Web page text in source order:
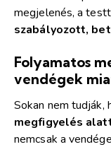
megjelenés, a
szabályozott,
Folyamatos
vendégek
Sokan nem tudják,
megfigyelés
nemcsak a